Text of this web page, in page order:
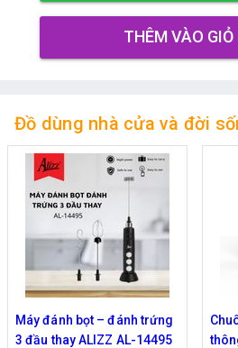
THÊM VÀO GIỎ
Đồ dùng nhà cửa và đời
Máy đánh bọt – đánh trứng
3 đầu thay ALIZZ AL-14495